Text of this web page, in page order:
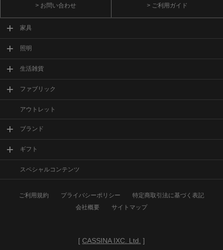
> お問い合わせ > ご利用ガイド
家具
照明
生活雑貨
ファブリック
アウトレット
ブランド
ギフト
スペシャルコンテンツ
ご利用規約 プライバシーポリシー
特定商取引法に基づく表記
会社概要
サイトマップ
[ CASSINA IXC. Ltd. ]